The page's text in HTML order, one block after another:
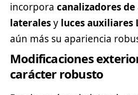
incorpora canalizadores
lateralesy luces auxiliares
aún más su apariencia
Modificaciones
carácter robusto